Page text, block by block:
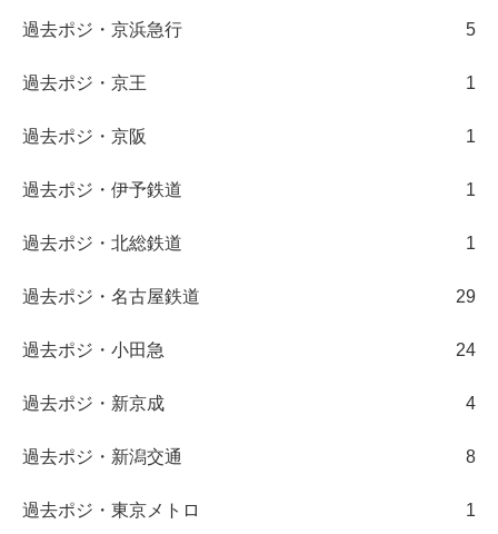
過去ポジ・京浜急行 5
過去ポジ・京王 1
過去ポジ・京阪 1
過去ポジ・伊予鉄道 1
過去ポジ・北総鉄道 1
過去ポジ・名古屋鉄道 29
過去ポジ・小田急 24
過去ポジ・新京成 4
過去ポジ・新潟交通 8
過去ポジ・東京メトロ 1